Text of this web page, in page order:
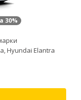
30%
Hyundai Elantra